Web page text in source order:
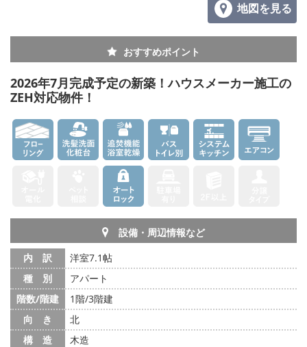
地図を見る
おすすめポイント
2026年7月完成予定の新築！ハウスメーカー施工の
ZEH対応物件！
設備・周辺情報など
内 訳
洋室7.1帖
種 別
アパート
階数/階建
1階/3階建
向 き
北
構 造
木造